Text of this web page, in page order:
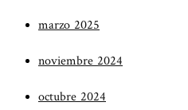
marzo 2025
noviembre 2024
octubre 2024